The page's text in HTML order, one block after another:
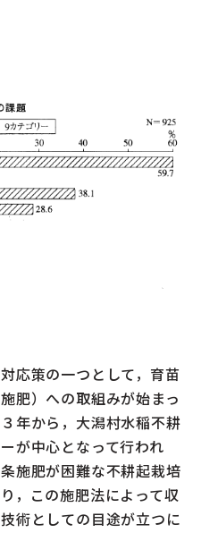
応策の一つとして，育苗
肥）への取組みが始まっ
年から，大潟村水稲不耕
が中心となって行われ
施肥が困難な不耕起栽培
，この施肥法によって収
術としての目途が立つに